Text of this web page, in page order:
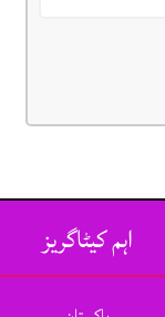
اہم کیٹاگریز